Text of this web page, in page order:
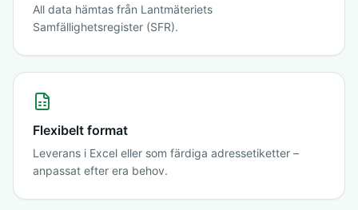
All data hämtas från Lantmäteriets
Samfällighetsregister (SFR).
Flexibelt format
Leverans i Excel eller som färdiga adressetiketter –
anpassat efter era behov.